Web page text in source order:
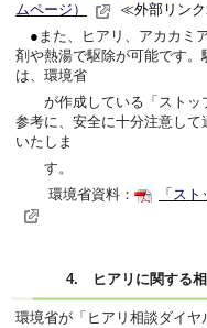
ムページ）
≪外部リン
● また、ヒアリ、アカカミ
剤や熱湯で駆除が可能です。
は、環境省
が作成している「ストッ
参考に、安全に十分注意して
いたしま
す。
環境省資料：
「ス
4. ヒアリに関する
環境省が「ヒアリ相談ダイヤ